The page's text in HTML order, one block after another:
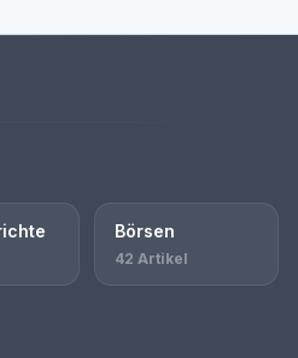
Börsen
42 Artikel